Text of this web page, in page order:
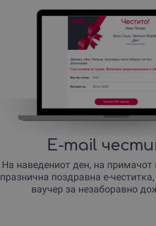
E-mail
На наведениот ден, на
празнична поздравна е-
ваучер за незаборавно